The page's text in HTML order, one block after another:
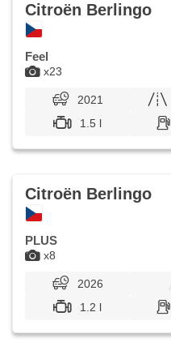
x23
Citroën Berlingo
Feel
2021
1.5 l
x8
Citroën Berlingo
PLUS
2026
1.2 l